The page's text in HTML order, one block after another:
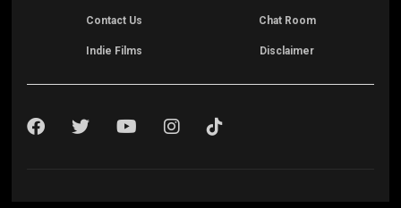
Contact Us Chat Room
Indie Films Disclaimer